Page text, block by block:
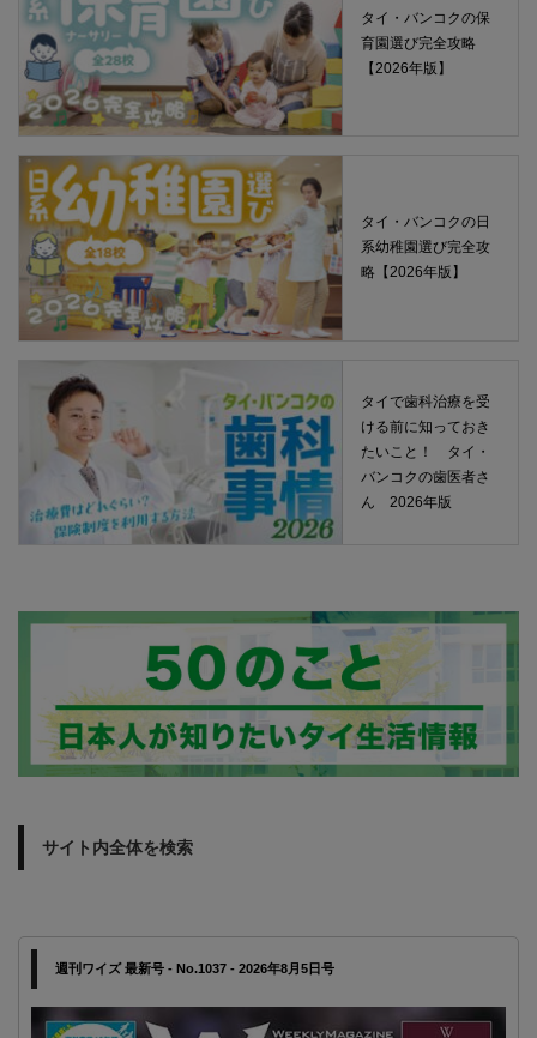
タイ・バンコクの保
育園選び完全攻略
【2026年版】
タイ・バンコクの日
系幼稚園選び完全攻
略【2026年版】
タイで歯科治療を受
ける前に知っておき
たいこと！ タイ・
バンコクの歯医者さ
ん 2026年版
サイト内全体を検索
週刊ワイズ 最新号 - No.1037 - 2026年8月5日号